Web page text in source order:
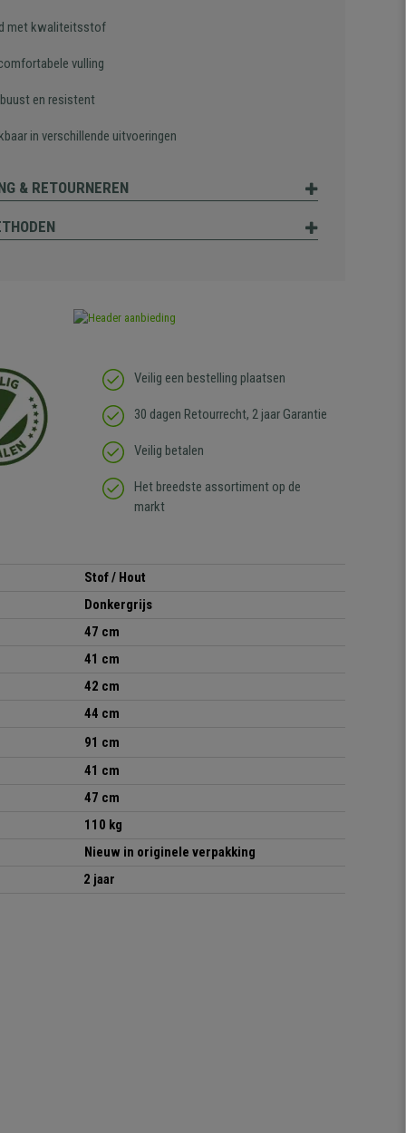
met kwaliteitsstof
vulling
en resistent
in verschillende uitvoeringen
& RETOURNEREN
Veilig een bestelling plaatsen
30 dagen Retourrecht, 2 jaar Garantie
Veilig betalen
Het breedste assortiment op de
markt
Stof / Hout
Donkergrijs
47 cm
41 cm
42 cm
44 cm
91 cm
41 cm
47 cm
110 kg
Nieuw in originele verpakking
2 jaar